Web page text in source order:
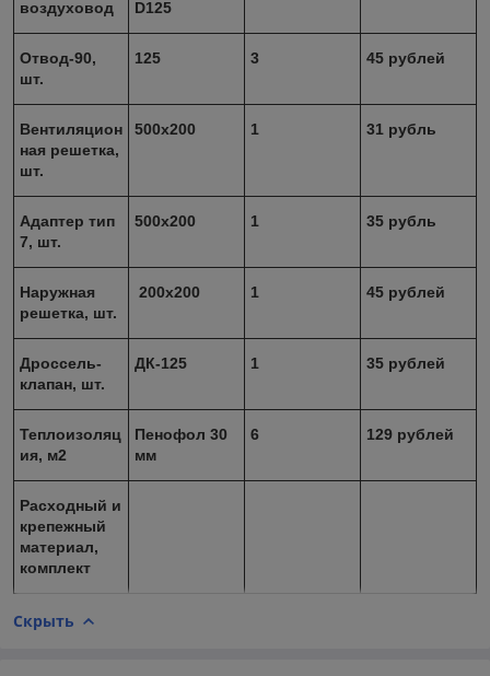
воздуховод D125
Отвод-90,
шт.
125 3 45 рублей
Вентиляцион
ная решетка,
шт.
500x200 1 31 рубль
Адаптер тип
7, шт.
500х200 1 35 рубль
Наружная
решетка, шт.
200х200 1 45 рублей
Дроссель-
клапан, шт.
ДК-125 1 35 рублей
Теплоизоляц
ия, м2
Пенофол 30
мм
6 129 рублей
Расходный и
крепежный
материал,
комплект
Скрыть